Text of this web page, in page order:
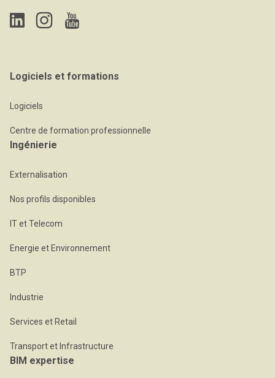
Logiciels et formations
Logiciels
Centre de formation professionnelle
Ingénierie
Externalisation
Nos profils disponibles
IT et Telecom
Energie et Environnement
BTP
Industrie
Services et Retail
Transport et Infrastructure
BIM expertise